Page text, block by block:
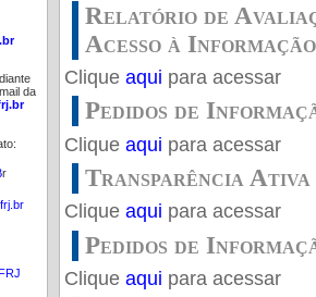
da
r
Relatório de
Acesso à
Clique aqui para acessar
Pedidos de
Clique aqui para acessar
Transparência Ativa
Clique aqui para acessar
Pedidos de
Clique aqui para acessar